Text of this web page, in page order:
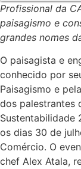
Profissional da
paisagismo e
grandes nomes
O paisagista e
conhecido por
Paisagismo e
dos palestrantes
Sustentabilidade
os dias 30 de
Comércio. O
chef Alex Atala,